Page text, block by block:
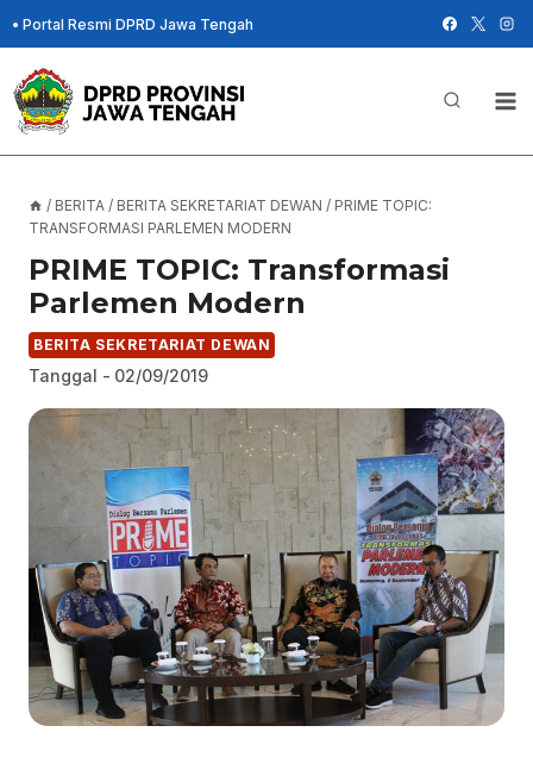
Skip
to
content
• Portal Resmi DPRD Jawa Tengah
/ BERITA / BERITA SEKRETARIAT DEWAN / PRIME TOPIC:
TRANSFORMASI PARLEMEN MODERN
PRIME TOPIC: Transformasi
Parlemen Modern
BERITA SEKRETARIAT DEWAN
Tanggal - 02/09/2019